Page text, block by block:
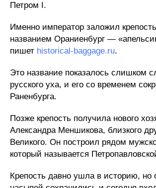
Петром I.
Именно император заложил
названием Ораниенбург —
пишет historical-baggage.ru.
Это название показалось слишком
русского уха, и его со временем
Раненбурга.
Позже крепость получила нового
Александра Меншикова, близкого
Великого. Он построил рядом
который называется
Крепость давно ушла в историю, но